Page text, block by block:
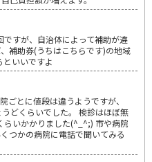
すが、自治体によって補助が違
補助券(うちはこちらです)の地域
いいですよ
ごとに値段は違うようですが、
どくらいでした。 検診はほぼ無
いかかりました(^_^;) 市や病院
つかの病院に電話で聞いてみる